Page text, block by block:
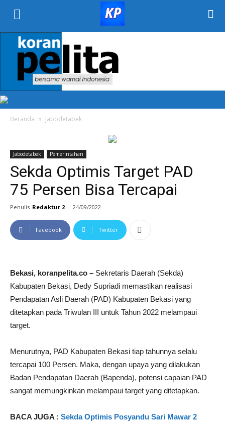
PELITA
Beranda Jabodetabek
Jabodetabek Pemerintahan
Sekda Optimis Target PAD
75 Persen Bisa Tercapai
Penulis Redaktur 2 - 24/09/2022
Facebook Twitter
Bekasi, koranpelita.co – Sekretaris Daerah (Sekda)
Kabupaten Bekasi, Dedy Supriadi memastikan realisasi
Pendapatan Asli Daerah (PAD) Kabupaten Bekasi yang
ditetapkan pada Triwulan III untuk Tahun 2022 melampaui
target.
Menurutnya, PAD Kabupaten Bekasi tiap tahunnya selalu
tercapai 100 Persen. Maka, dengan upaya yang dilakukan
Badan Pendapatan Daerah (Bapenda), potensi capaian PAD
sangat memungkinkan melampaui target yang ditetapkan.
BACA JUGA : Sekda Optimis Posyandu Sari Mawar 2